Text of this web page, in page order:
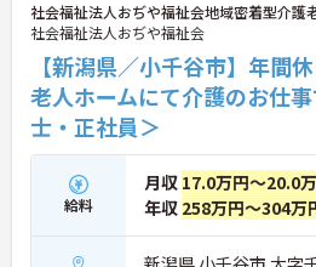
社会福祉法人おぢや福祉会地域密着型介
社会福祉法人おぢや福祉会
【新潟県／小千谷市】年間
老人ホームにて介護のお仕
士・正社員＞
給料
月収 17.0万円～20.0
年収 258万円～304万